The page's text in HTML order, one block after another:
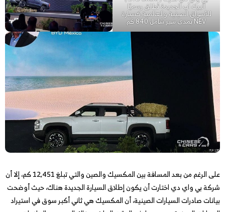
البيك أب الجديدة تُطلق رسميًا
للأسواق الصينية والعالمية كسيارة
NEV بمدى سير شامل 840 كم
على الرغم من بعد المسافة بين المكسيك والصين والتي تبلغ 12,451 كم، إلا أن
شركة بي واي دي اختارت أن يكون إطلاق السيارة الجديدة هناك، حيث أوضحت
بيانات صادرات السيارات الصينية، أن المكسيك هي ثاني أكبر سوق في استيراد